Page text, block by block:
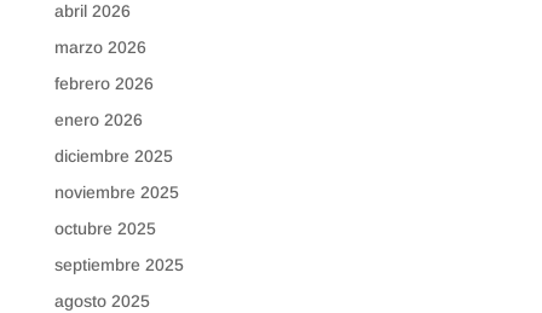
abril 2026
marzo 2026
febrero 2026
enero 2026
diciembre 2025
noviembre 2025
octubre 2025
septiembre 2025
agosto 2025